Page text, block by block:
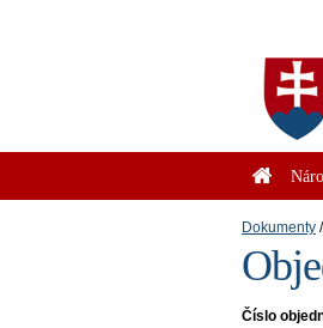
Dokumenty
Číslo